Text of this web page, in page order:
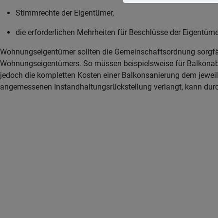
Stimmrechte der Eigentümer,
die erforderlichen Mehrheiten für Beschlüsse der
Wohnungseigentümer sollten die Gemeinschaftsordnung
Wohnungseigentümers. So müssen beispielsweise für
jedoch die kompletten Kosten einer Balkonsanierung dem
angemessenen Instandhaltungsrückstellung verlangt, kann